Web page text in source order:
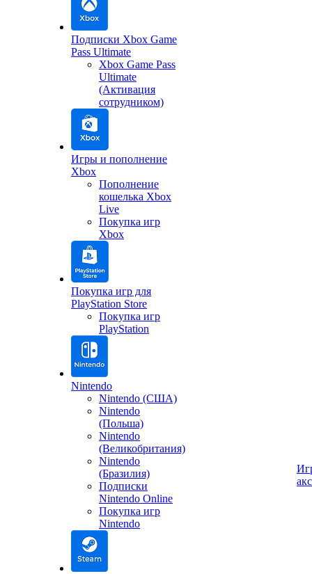
Подписки Xbox Game
Pass Ultimate
Xbox Game Pass
Ultimate
(Активация
сотрудником)
Игры и пополнение
Xbox
Пополнение
кошелька Xbox
Live
Покупка игр
Xbox
Покупка игр для
PlayStation Store
Покупка игр
PlayStation
Nintendo
Nintendo (США)
Nintendo
(Польша)
Nintendo
(Великобритания)
Nintendo
(Бразилия)
Подписки
Nintendo Online
Покупка игр
Nintendo